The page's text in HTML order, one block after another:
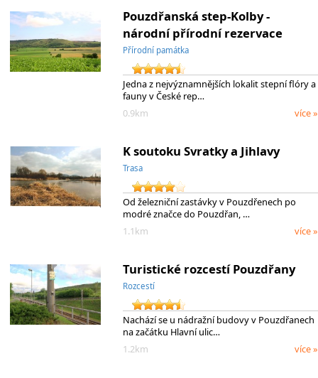
Pouzdřanská step-Kolby -
národní přírodní rezervace
Přírodní památka
Jedna z nejvýznamnějších lokalit stepní flóry a
fauny v České rep…
0.9km
více »
K soutoku Svratky a Jihlavy
Trasa
Od železniční zastávky v Pouzdřenech po
modré značce do Pouzdřan, …
1.1km
více »
Turistické rozcestí Pouzdřany
Rozcestí
Nachází se u nádražní budovy v Pouzdřanech
na začátku Hlavní ulic…
1.2km
více »